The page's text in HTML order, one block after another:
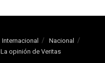
Internacional
Nacional
La opinión de Veritas